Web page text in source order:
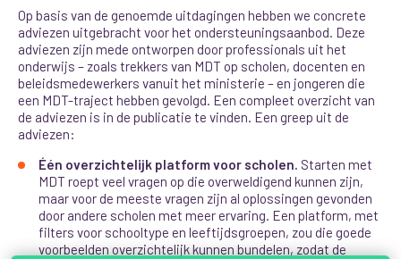
Op basis van de genoemde uitdagingen hebben we concrete
adviezen uitgebracht voor het ondersteuningsaanbod. Deze
adviezen zijn mede ontworpen door professionals uit het
onderwijs – zoals trekkers van MDT op scholen, docenten en
beleidsmedewerkers vanuit het ministerie – en jongeren die
een MDT-traject hebben gevolgd. Een compleet overzicht van
de adviezen is in de publicatie te vinden. Een greep uit de
adviezen:
Één overzichtelijk platform voor scholen. Starten met
MDT roept veel vragen op die overweldigend kunnen zijn,
maar voor de meeste vragen zijn al oplossingen gevonden
door andere scholen met meer ervaring. Een platform, met
filters voor schooltype en leeftijdsgroepen, zou die goede
voorbeelden overzichtelijk kunnen bundelen, zodat de